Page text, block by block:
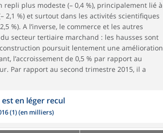
plus modeste (– 0,4 %), principalement lié à
2,1 %) et surtout dans les activités scientifiques
%). A l’inverse, le commerce et les autres
secteur tertiaire marchand : les hausses sont
poursuit lentement une amélioration
l’accroissement de 0,5 % par rapport au
Par rapport au second trimestre 2015, il a
en léger recul
(1) (en milliers)